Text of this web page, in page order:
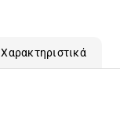
Χαρακτηριστικά